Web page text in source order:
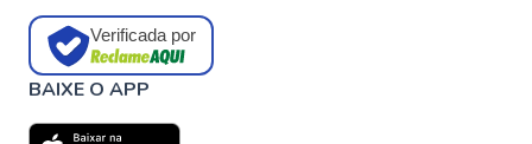
Verificada por
BAIXE O APP